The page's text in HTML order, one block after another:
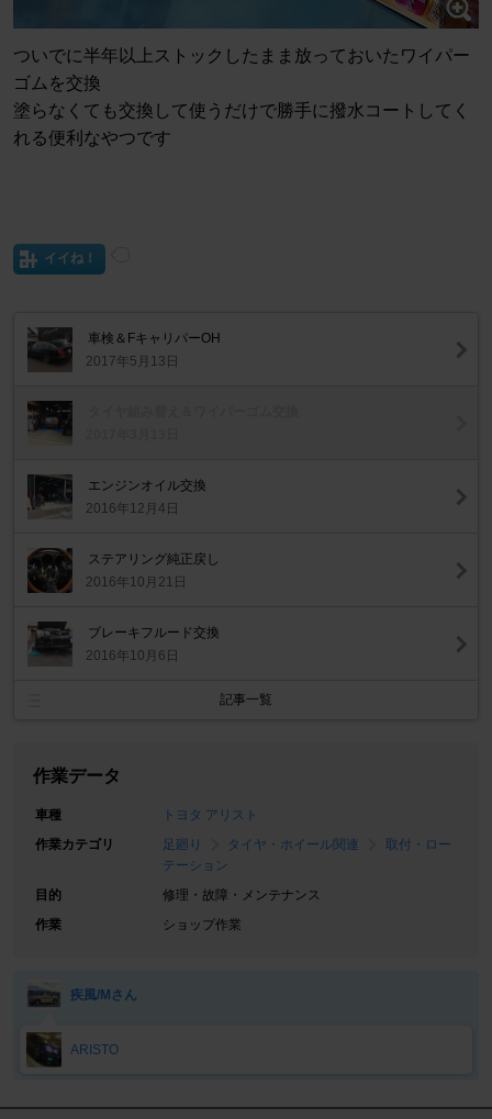
ついでに半年以上ストックしたまま放っておいたワイパー
ゴムを交換
塗らなくても交換して使うだけで勝手に撥水コートしてく
れる便利なやつです
イイね！
車検＆FキャリパーOH
2017年5月13日
エンジンオイル交換
2016年12月4日
ステアリング純正戻し
2016年10月21日
ブレーキフルード交換
2016年10月6日
記事一覧
作業データ
車種
トヨタ アリスト
作業カテゴリ
足廻り タイヤ・ホイール関連
取付・ロー
テーション
目的
修理・故障・メンテナンス
作業
ショップ作業
疾風/Mさん
ARISTO